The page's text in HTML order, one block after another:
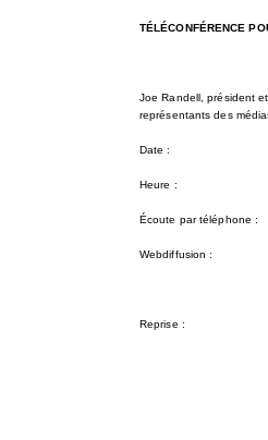
TÉLÉCONFÉRENCE
Joe Randell, président
représentants des
Date :
Heure :
Écoute par téléphone :
Webdiffusion :
Reprise :